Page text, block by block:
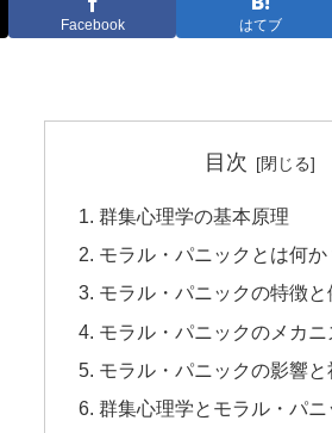
Facebook はてブ
目次
群集心理学の基本原理
モラル・パニックとは何か
モラル・パニックの特徴と
モラル・パニックのメカニ
モラル・パニックの影響
群集心理学とモラル・パ